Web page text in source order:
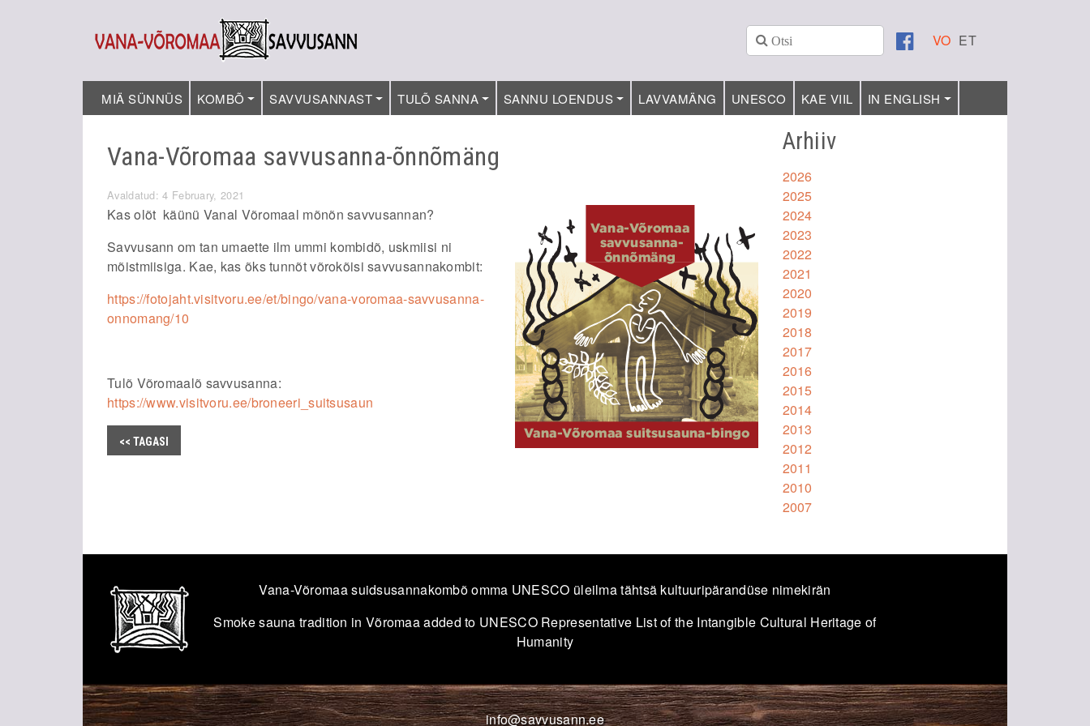
VO ET
MIÄ SÜNNÜS KOMBÕ SAVVUSANNAST TULÕ SANNA SANNU LOENDUS LAVVAMÄNG UNESCO KAE VIIL IN ENGLISH
Vana-Võromaa savvusanna-õnnõmäng
Avaldatud: 4 February, 2021
Kas olõt käünü Vanal Võromaal mõnõn savvusannan?
Savvusann om tan umaette ilm ummi kombidõ, uskmiisi ni
mõistmiisiga. Kae, kas õks tunnõt võrokõisi savvusannakombit:
https://fotojaht.visitvoru.ee/et/bingo/vana-voromaa-savvusanna-
onnomang/10
Tulõ Võromaalõ savvusanna:
https://www.visitvoru.ee/broneeri_suitsusaun
<< TAGASI
Arhiiv
2026
2025
2024
2023
2022
2021
2020
2019
2018
2017
2016
2015
2014
2013
2012
2011
2010
2007
Vana-Võromaa suidsusannakombõ omma UNESCO üleilma tähtsä kultuuripärandüse nimekirän
Smoke sauna tradition in Võromaa added to UNESCO Representative List of the Intangible Cultural Heritage of
Humanity
info@savvusann.ee